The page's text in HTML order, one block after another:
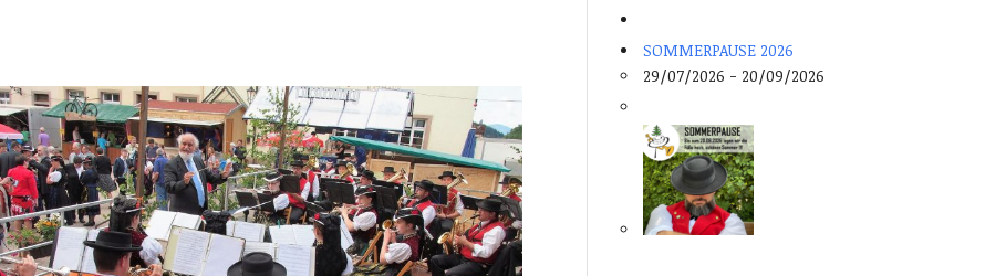
SOMMERPAUSE 2026
29/07/2026 - 20/09/2026